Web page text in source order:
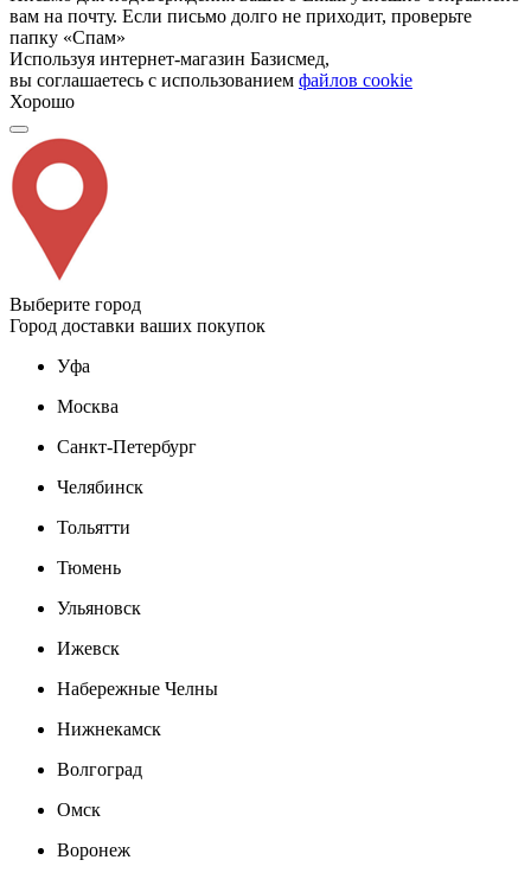
вам на почту. Если письмо долго не приходит, проверьте
папку «Спам»
Используя интернет-магазин Базисмед,
вы соглашаетесь с использованием файлов cookie
Хорошо
Выберите город
Город доставки ваших покупок
Уфа
Москва
Санкт-Петербург
Челябинск
Тольятти
Тюмень
Ульяновск
Ижевск
Набережные Челны
Нижнекамск
Волгоград
Омск
Воронеж